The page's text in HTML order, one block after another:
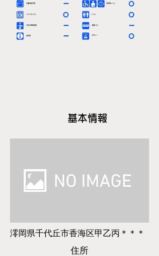
定期券発売所 多目的トイレ
ー
〇
コインロッカー トイレ
〇 〇
お忘れ物取扱所 ー
案内所 ー タクシー 〇
路線バス ー
基本情報
澪岡県千代丘市香海区甲乙丙＊＊＊
​住所